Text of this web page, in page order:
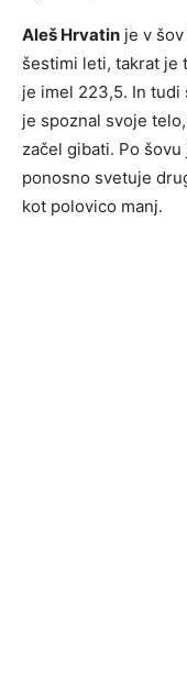
Aleš Hrvatin je v šov
šestimi leti, takrat je
je imel 223,5. In tudi
je spoznal svoje
začel gibati. Po
ponosno svetuje
kot polovico manj.